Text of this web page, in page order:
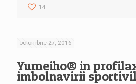
14
octombrie 27, 2016
Yumeiho® in
imbolnavirii